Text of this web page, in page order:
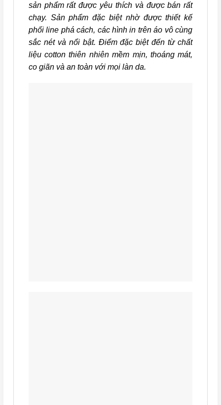
sản phẩm rất được yêu thích và được bán rất
chạy. Sản phẩm đặc biệt nhờ được thiết kế
phối line phá cách, các hình in trên áo vô cùng
sắc nét và nổi bật. Điểm đặc biệt đến từ chất
liệu cotton thiên nhiên mềm mịn, thoáng mát,
co giãn và an toàn với mọi làn da.